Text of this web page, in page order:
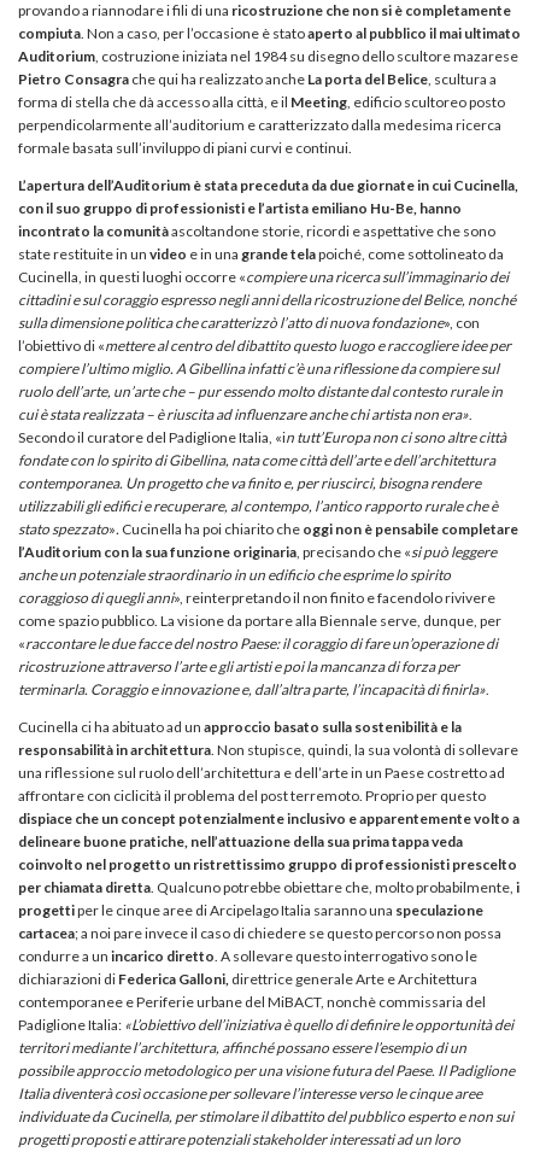
provando a riannodare i fili di una ricostruzione che non si è completamente
compiuta. Non a caso, per l’occasione è statoaperto al pubblico il mai ultimato
Auditorium, costruzione iniziata nel 1984 su disegno dello scultore mazarese
Pietro Consagra che qui ha realizzato anche La porta del Belice, scultura a
forma di stella che dà accesso alla città, e il Meeting, edificio scultoreo posto
perpendicolarmente all’auditorium e caratterizzato dalla medesima ricerca
formale basata sull’inviluppo di piani curvi e continui.
L’apertura dell’Auditorium è stata preceduta da due giornate in cui Cucinella,
con il suo gruppo di professionisti e l’artista emiliano Hu-Be, hanno
incontrato la comunitàascoltandone storie, ricordi e aspettative che sono
state restituite in un video e in una grande telapoiché, come sottolineato da
Cucinella, in questi luoghi occorre «compiere una ricerca sull’immaginario dei
cittadini e sul coraggio espresso negli anni della ricostruzione del Belice, nonché
sulla dimensione politica che caratterizzò l’atto di nuova fondazione», con
l’obiettivo di «mettere al centro del dibattito questo luogo e raccogliere idee per
compiere l’ultimo miglio. A Gibellina infatti c’è una riflessione da compiere sul
ruolo dell’arte, un’arte che – pur essendo molto distante dal contesto rurale in
cui è stata realizzata – è riuscita ad influenzare anche chi artista non era».
Secondo il curatore del Padiglione Italia, «in tutt’Europa non ci sono altre città
fondate con lo spirito di Gibellina, nata come città dell’arte e dell’architettura
contemporanea. Un progetto che va finito e, per riuscirci, bisogna rendere
utilizzabili gli edifici e recuperare, al contempo, l’antico rapporto rurale che è
stato spezzato». Cucinella ha poi chiarito che oggi non è pensabile completare
l’Auditorium con la sua funzione originaria, precisando che «si può leggere
anche un potenziale straordinario in un edificio che esprime lo spirito
coraggioso di quegli anni», reinterpretando il non finito e facendolo rivivere
come spazio pubblico. La visione da portare alla Biennale serve, dunque, per
«raccontare le due facce del nostro Paese: il coraggio di fare un’operazione di
ricostruzione attraverso l’arte e gli artisti e poi la mancanza di forza per
terminarla. Coraggio e innovazione e, dall’altra parte, l’incapacità di finirla».
Cucinella ci ha abituato ad un approccio basato sulla sostenibilità e la
responsabilità in architettura. Non stupisce, quindi, la sua volontà di sollevare
una riflessione sul ruolo dell’architettura e dell’arte in un Paese costretto ad
affrontare con ciclicità il problema del post terremoto. Proprio per questo
dispiace che un concept potenzialmente inclusivo e apparentemente volto a
delineare buone pratiche, nell’attuazione della sua prima tappa veda
coinvolto nel progetto un ristrettissimo gruppo di professionisti prescelto
per chiamata diretta. Qualcuno potrebbe obiettare che, molto probabilmente, i
progettiper le cinque aree di Arcipelago Italia saranno una speculazione
cartacea; a noi pare invece il caso di chiedere se questo percorso non possa
condurre a un incarico diretto. A sollevare questo interrogativo sono le
dichiarazioni di Federica Galloni, direttrice generale Arte e Architettura
contemporanee e Periferie urbane del MiBACT, nonchè commissaria del
Padiglione Italia: «L’obiettivo dell’iniziativa è quello di definire le opportunità dei
territori mediante l’architettura, affinché possano essere l’esempio di un
possibile approccio metodologico per una visione futura del Paese. Il Padiglione
Italia diventerà così occasione per sollevare l’interesse verso le cinque aree
individuate da Cucinella, per stimolare il dibattito del pubblico esperto e non sui
progetti proposti e attirare potenziali stakeholder interessati ad un loro